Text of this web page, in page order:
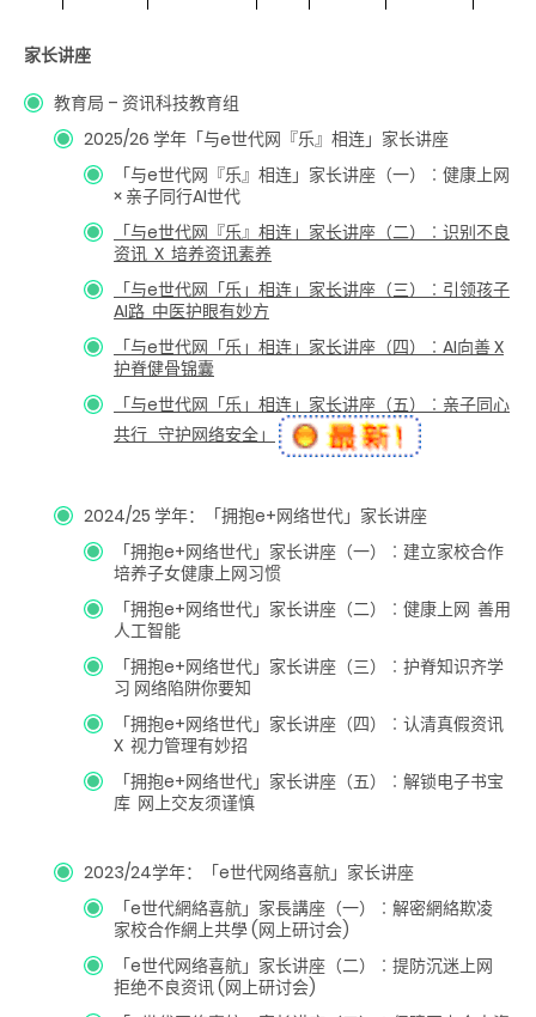
家长讲座
教育局 – 资讯科技教育组
2025/26 学年「与e世代网『乐』相连」家长讲座
「与e世代网『乐』相连」家长讲座（一）︰健康上网
× 亲子同行AI世代
「与e世代网『乐』相连」 家长讲座（二）︰识别不良
资讯 X 培养资讯素养
「与e世代网「乐」相连」 家长讲座（三）︰引领孩子
AI路 中医护眼有妙方
「与e世代网「乐」相连」 家长讲座（四）︰AI向善 X
护脊健骨锦囊
「与e世代网「乐」相连」家长讲座（五）︰亲子同心
共行 守护网络安全」
2024/25 学年：「拥抱e+网络世代」家长讲座
「拥抱e+网络世代」家长讲座（一）︰建立家校合作
培养子女健康上网习惯
「拥抱e+网络世代」家长讲座（二）︰健康上网 善用
人工智能
「拥抱e+网络世代」家长讲座（三）︰护脊知识齐学
习 网络陷阱你要知
「拥抱e+网络世代」家长讲座（四）︰认清真假资讯
X 视力管理有妙招
「拥抱e+网络世代」家长讲座（五）︰解锁电子书宝
库 网上交友须谨慎
2023/24学年：「e世代网络喜航」家长讲座
「e世代網絡喜航」家長講座（一）︰解密網絡欺凌
家校合作網上共學 (网上研讨会)
「e世代网络喜航」家长讲座（二）︰提防沉迷上网
拒绝不良资讯 (网上研讨会)